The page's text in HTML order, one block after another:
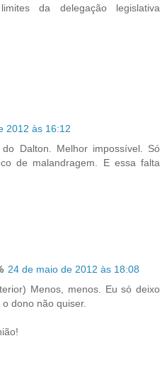
da delegação legislativa
2012 às 16:12
Dalton. Melhor impossível. Só
de malandragem. E essa falta
24 de maio de 2012 às 18:08
Menos, menos. Eu só deixo
dono não quiser.